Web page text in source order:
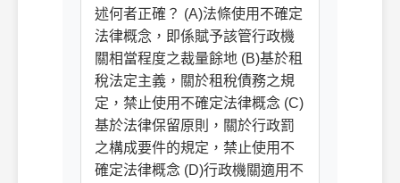
述何者正確？ (A)法條使用不確定
法律概念，即係賦予該管行政機
關相當程度之裁量餘地 (B)基於租
稅法定主義，關於租稅債務之規
定，禁止使用不確定法律概念 (C)
基於法律保留原則，關於行政罰
之構成要件的規定，禁止使用不
確定法律概念 (D)行政機關適用不